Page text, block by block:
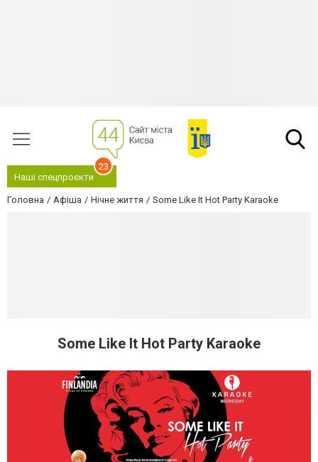
Наші спецпроєкти
23
Головна Афіша Нічне життя Some Like It Hot Party Karaoke
Some Like It Hot Party Karaoke